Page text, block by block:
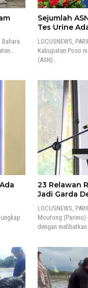
Baliara
Sejumlah
Tes Urine
LOCUSNEWS,
Kabupaten Poso
(ASN)…
23 Relawan
Jadi Garda
LOCUSNEWS,
Moutong (Parimo)
dengan melibatkan…